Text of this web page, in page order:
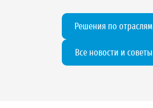
Решения по отраслям
Все новости и советы